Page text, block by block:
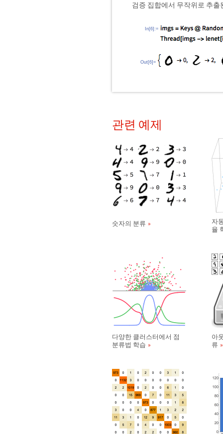
검증 집합에서 무작위로 추
In[6]:=
Out[6]=
관련 예제
숫자의 분류
자
율
다양한 클러스터에서 점
분류법 학습
아
류